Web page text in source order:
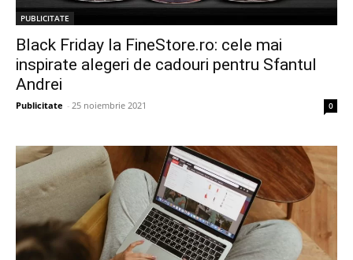
PUBLICITATE
Black Friday la FineStore.ro: cele mai
inspirate alegeri de cadouri pentru Sfantul
Andrei
Publicitate - 25 noiembrie 2021 0